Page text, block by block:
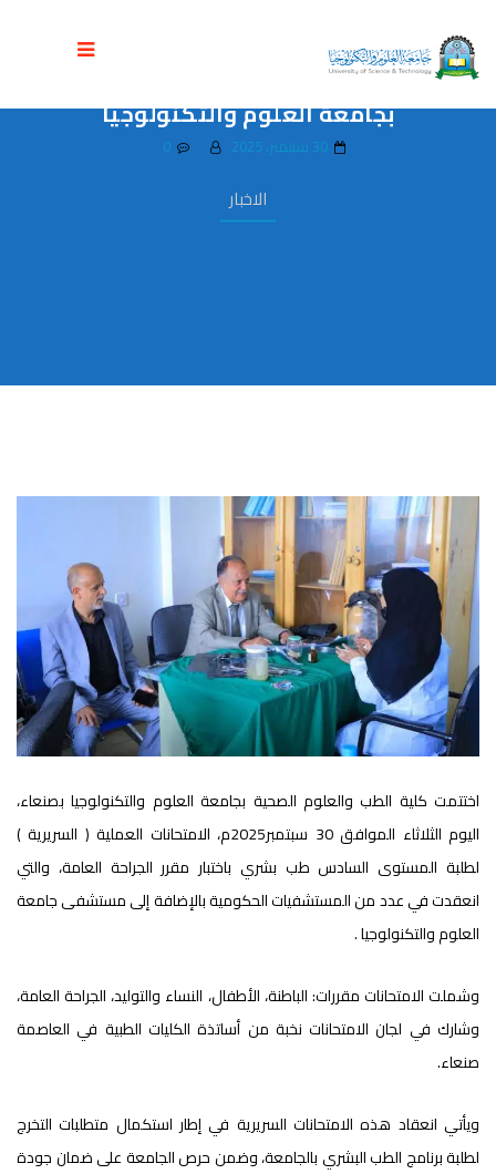
الاخبار
اختتام الامتحانات السريرية لطلبة
البكالوريوس في برنامج الطب البشري
بجامعة العلوم والتكنولوجيا
0
اختتمت كلية الطب والعلوم الصحية بجامعة العلوم والتكنولوجيا بصنعاء،
اليوم الثلاثاء الموافق 30 سبتمبر2025م، الامتحانات العملية ( السريرية )
لطلبة المستوى السادس طب بشري باختبار مقرر الجراحة العامة، والتي
انعقدت في عدد من المستشفيات الحكومية بالإضافة إلى مستشفى جامعة
العلوم والتكنولوجيا .
وشملت الامتحانات مقررات: الباطنة، الأطفال، النساء والتوليد، الجراحة العامة،
وشارك في لجان الامتحانات نخبة من أساتذة الكليات الطبية في العاصمة
صنعاء.
ويأتي انعقاد هذه الامتحانات السريرية في إطار استكمال متطلبات التخرج
لطلبة برنامج الطب البشري بالجامعة، وضمن حرص الجامعة على ضمان جودة